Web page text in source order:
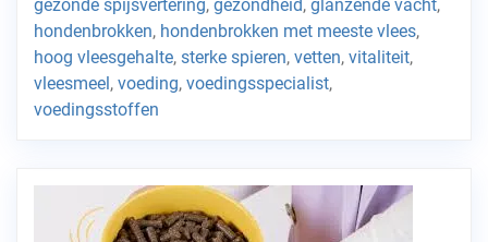
gezonde spijsvertering, gezondheid, glanzende vacht,
hondenbrokken, hondenbrokken met meeste vlees,
hoog vleesgehalte, sterke spieren, vetten, vitaliteit,
vleesmeel, voeding, voedingsspecialist,
voedingsstoffen